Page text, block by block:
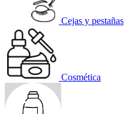
Cejas y pestañas
Cosmética